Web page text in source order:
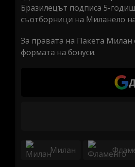
Бразилецът подписа 5-
съотборници на Миланело
За правата на Пакета Милан
формата на бонуси.
Милан